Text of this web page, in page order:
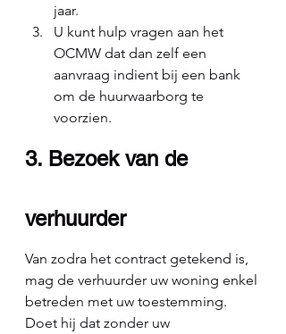
jaar.
U kunt hulp vragen aan het
OCMW dat dan zelf een
aanvraag indient bij een bank
om de huurwaarborg te
voorzien.
3. Bezoek van de
verhuurder
Van zodra het contract getekend is,
mag de verhuurder uw woning enkel
betreden met uw toestemming.
Doet hij dat zonder uw